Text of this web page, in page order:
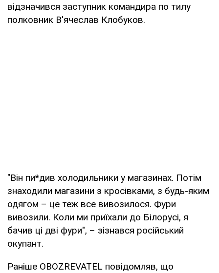
відзначився заступник командира по тилу
полковник В'ячеслав Клобуков.
"Він пи*див холодильники у магазинах. Потім
знаходили магазини з кросівками, з будь-яким
одягом – це теж все вивозилося. Фури
вивозили. Коли ми приїхали до Білорусі, я
бачив ці дві фури", – зізнався російський
окупант.
Раніше OBOZREVATEL повідомляв, що